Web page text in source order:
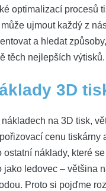
​optimalizací procesů
​ujmout každý z
a hledat
těch nejlepších výtisků.
3D
na⁣ 3D tisk,
cenu tiskárny
ostatní náklady, které
jako⁢ ledovec – většina
Proto si pojďme